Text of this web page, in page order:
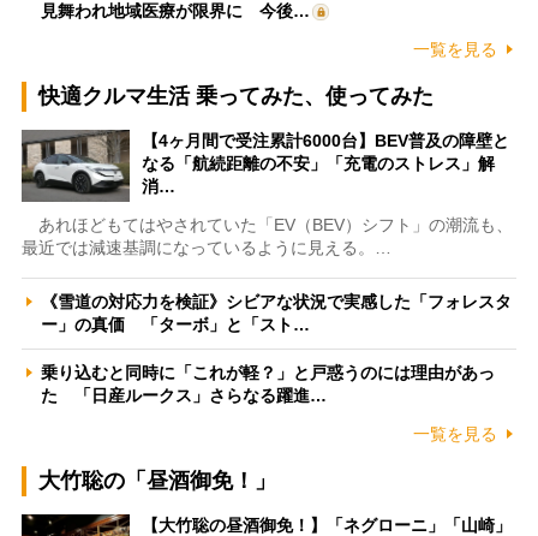
見舞われ地域医療が限界に 今後…
一覧を見る
快適クルマ生活 乗ってみた、使ってみた
【4ヶ月間で受注累計6000台】BEV普及の障壁と
なる「航続距離の不安」「充電のストレス」解
消…
あれほどもてはやされていた「EV（BEV）シフト」の潮流も、
最近では減速基調になっているように見える。…
《雪道の対応力を検証》シビアな状況で実感した「フォレスタ
ー」の真価 「ターボ」と「スト…
乗り込むと同時に「これが軽？」と戸惑うのには理由があっ
た 「日産ルークス」さらなる躍進…
一覧を見る
大竹聡の「昼酒御免！」
【大竹聡の昼酒御免！】「ネグローニ」「山崎」